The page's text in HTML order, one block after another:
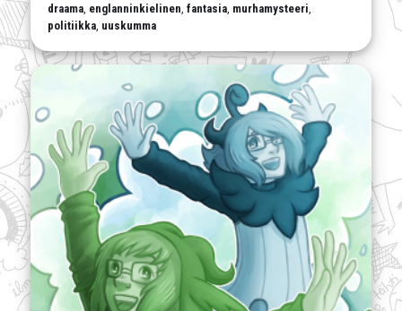
draama englanninkielinen ,fantasia murhamysteeri
politiikka uuskumma